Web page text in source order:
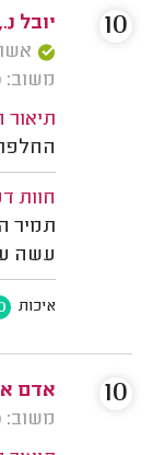
יובל
אשרור:
משוב: 16/09/2020
תיאור
חוות
תמיר
עשה
איכות
10
אדם
משוב: 06/12/2020
10